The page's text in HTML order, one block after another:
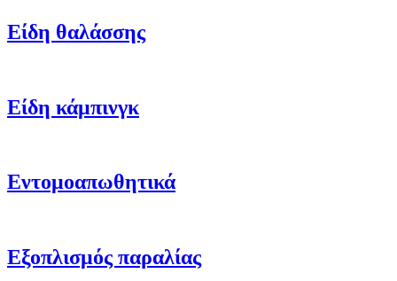
Είδη θαλάσσης
Είδη κάμπινγκ
Εντομοαπωθητικά
Εξοπλισμός παραλίας